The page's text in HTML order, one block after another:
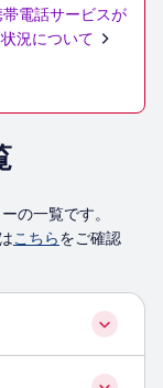
帯電話サービスが
況について
の一覧です。
こちらをご確認